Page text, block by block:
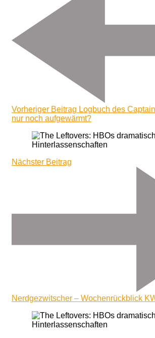
Vorheriger Beitrag Logbuch des
nur noch aufgewärmt?
Nächster Beitrag
Nerdgezwitscher – Wochenrückblick